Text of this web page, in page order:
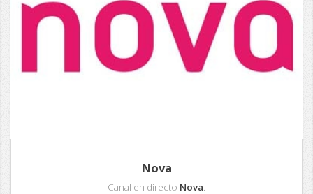
Nova
Canal en directo Nova